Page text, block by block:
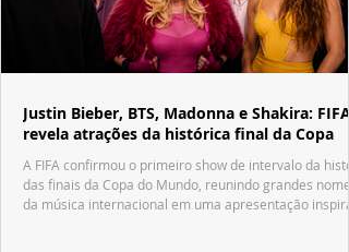
Justin Bieber, BTS, Madonna e Shakira: FIFA
revela atrações da histórica final da Copa
A FIFA confirmou o primeiro show de intervalo da
das finais da Copa do Mundo, reunindo grandes nomes
da música internacional em uma apresentação